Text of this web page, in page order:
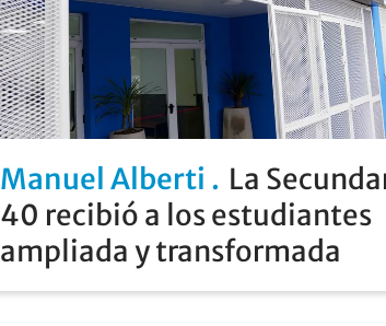
Manuel Alberti
La
40 recibió a los estudiantes
ampliada y transformada